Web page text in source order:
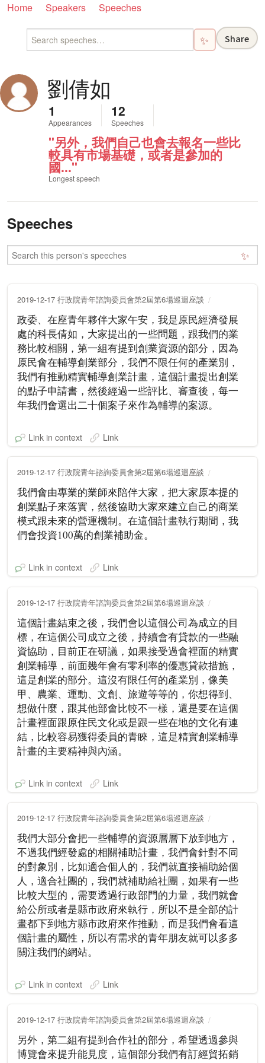
Home Speakers Speeches
✨ Share
劉倩如
1
Appearances
12
Speeches
"另外，我們自己也會去報名一些比
較具有市場基礎，或者是參加的
國..."
Longest speech
Speeches
✨
2019-12-17 行政院青年諮詢委員會第2屆第6場巡迴座談
政委、在座青年夥伴大家午安，我是原民經濟發展
處的科長倩如，大家提出的一些問題，跟我們的業
務比較相關，第一組有提到創業資源的部分，因為
原民會在輔導創業部分，我們不限任何的產業別，
我們有推動精實輔導創業計畫，這個計畫提出創業
的點子申請書，然後經過一些評比、審查後，每一
年我們會選出二十個案子來作為輔導的案源。
Link in context Link
2019-12-17 行政院青年諮詢委員會第2屆第6場巡迴座談
我們會由專業的業師來陪伴大家，把大家原本提的
創業點子來落實，然後協助大家來建立自己的商業
模式跟未來的營運機制。在這個計畫執行期間，我
們會投資100萬的創業補助金。
Link in context Link
2019-12-17 行政院青年諮詢委員會第2屆第6場巡迴座談
這個計畫結束之後，我們會以這個公司為成立的目
標，在這個公司成立之後，持續會有貸款的一些融
資協助，目前正在研議，如果接受過會裡面的精實
創業輔導，前面幾年會有零利率的優惠貸款措施，
這是創業的部分。這沒有限任何的產業別，像美
甲、農業、運動、文創、旅遊等等的，你想得到、
想做什麼，跟其他部會比較不一樣，還是要在這個
計畫裡面跟原住民文化或是跟一些在地的文化有連
結，比較容易獲得委員的青睞，這是精實創業輔導
計畫的主要精神與內涵。
Link in context Link
2019-12-17 行政院青年諮詢委員會第2屆第6場巡迴座談
我們大部分會把一些輔導的資源層層下放到地方，
不過我們經發處的相關補助計畫，我們會針對不同
的對象別，比如適合個人的，我們就直接補助給個
人，適合社團的，我們就補助給社團，如果有一些
比較大型的，需要透過行政部門的力量，我們就會
給公所或者是縣市政府來執行，所以不是全部的計
畫都下到地方縣市政府來作推動，而是我們會看這
個計畫的屬性，所以有需求的青年朋友就可以多多
關注我們的網站。
Link in context Link
2019-12-17 行政院青年諮詢委員會第2屆第6場巡迴座談
另外，第二組有提到合作社的部分，希望透過參與
博覽會來提升能見度，這個部分我們有訂經貿拓銷